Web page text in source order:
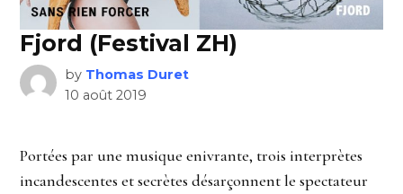
Fjord (Festival ZH)
by Thomas Duret
10 août 2019
Portées par une musique enivrante, trois interprètes
incandescentes et secrètes désarçonnent le spectateur